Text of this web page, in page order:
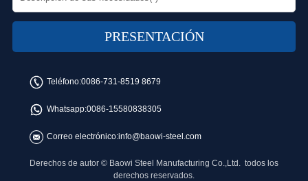
Teléfono:0086-731-8519 8679
Whatsapp:0086-15580838305
Correo electrónico:info@baowi-steel.com
Derechos de autor © Baowi Steel Manufacturing Co.,Ltd. todos los
derechos reservados.